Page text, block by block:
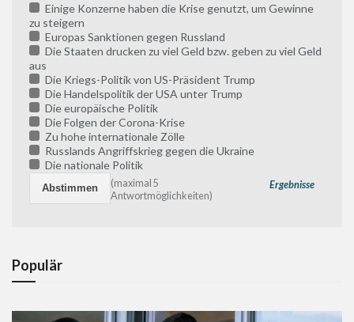
Einige Konzerne haben die Krise genutzt, um Gewinne
zu steigern
Europas Sanktionen gegen Russland
Die Staaten drucken zu viel Geld bzw. geben zu viel Geld
aus
Die Kriegs-Politik von US-Präsident Trump
Die Handelspolitik der USA unter Trump
Die europäische Politik
Die Folgen der Corona-Krise
Zu hohe internationale Zölle
Russlands Angriffskrieg gegen die Ukraine
Die nationale Politik
Ergebnisse
(maximal 5
Antwortmöglichkeiten)
Populär